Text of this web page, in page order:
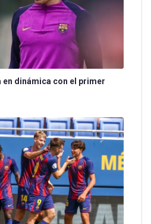
dinámica con el primer